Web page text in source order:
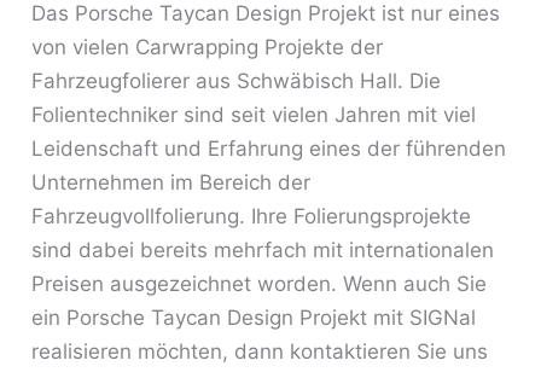
Das Porsche Taycan Design Projekt ist nur eines
von vielen Carwrapping Projekte der
Fahrzeugfolierer aus Schwäbisch Hall. Die
Folientechniker sind seit vielen Jahren mit viel
Leidenschaft und Erfahrung eines der führenden
Unternehmen im Bereich der
Fahrzeugvollfolierung. Ihre Folierungsprojekte
sind dabei bereits mehrfach mit internationalen
Preisen ausgezeichnet worden. Wenn auch Sie
ein Porsche Taycan Design Projekt mit SIGNal
realisieren möchten, dann kontaktieren Sie uns